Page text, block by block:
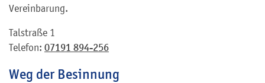
Vereinbarung.
Talstraße 1
Telefon: 07191 894-256
Weg der Besinnung